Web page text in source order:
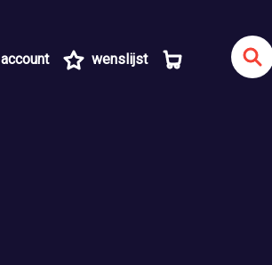
account wenslijst